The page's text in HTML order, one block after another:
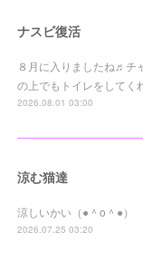
ナスビ復活
８月に入りましたね♬チ
の上でもトイレをしてく
2026.08.01 03:00
涼む猫達
涼しいかい（●＾o＾●）
2026.07.25 03:20